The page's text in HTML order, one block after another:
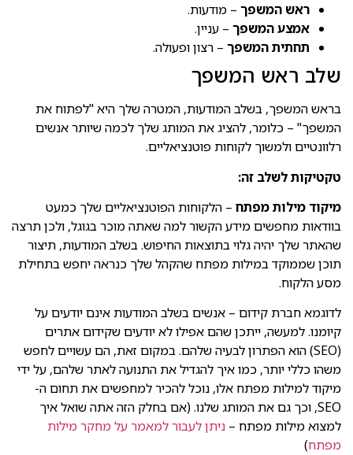
ראש המשפך – מודעות.
אמצע המשפך – עניין.
תחתית המשפך – רצון ופעולה.
שלב ראש המשפך
בראש המשפך, בשלב המודעות, המטרה שלך היא "לפתוח את
המשפך" – כלומר, להציג את המותג שלך לכמה שיותר אנשים
רלוונטיים ולמשוך לקוחות פוטנציאליים.
טקטיקות לשלב זה:
מיקוד מילות מפתח – הלקוחות הפוטנציאליים שלך כמעט
בוודאות מחפשים מידע הקשור למה שאתה מוכר בגוגל, ולכן תרצה
שהאתר שלך יהיה גלוי בתוצאות החיפוש. בשלב המודעות, תיצור
תוכן שממוקד במילות מפתח שהקהל שלך כנראה יחפש בתחילת
מסע הלקוח.
לדוגמא חברת קידום – אנשים בשלב המודעות אינם יודעים על
קיומנו. למעשה, ייתכן שהם אפילו לא יודעים שקידום אתרים
(SEO) הוא הפתרון לבעיה שלהם. במקום זאת, הם עשויים לחפש
משהו כללי יותר, כמו איך להגדיל את התנועה לאתר שלהם, על ידי
מיקוד למילות מפתח אלו, נוכל להכיר למחפשים את תחום ה-
SEO, וכך גם את המותג שלנו. (אם בחלק הזה אתה שואל איך
למצוא מילות מפתח – ניתן לעבור למאמר על מחקר מילות
מפתח)